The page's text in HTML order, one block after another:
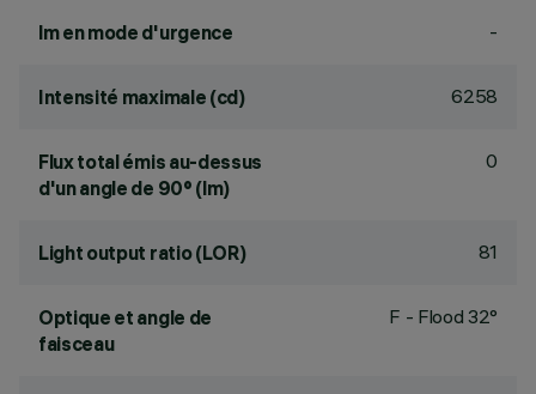
lm en mode d'urgence -
Intensité maximale (cd) 6258
Flux total émis au-dessus
d'un angle de 90° (lm)
0
Light output ratio (LOR) 81
Optique et angle de
faisceau
F - Flood 32°